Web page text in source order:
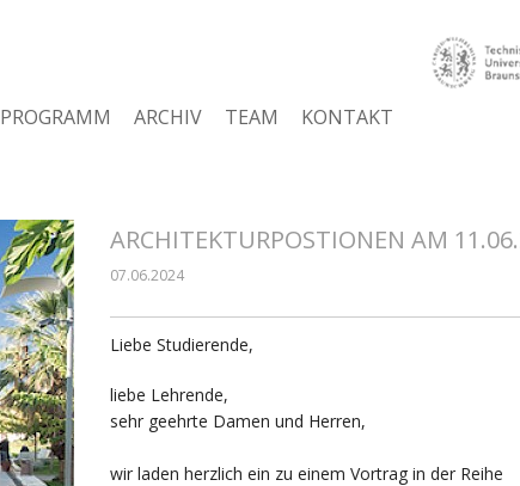
PROGRAMM ARCHIV TEAM KONTAKT
ARCHITEKTURPOSTIONEN AM
07.06.2024
Liebe Studierende,
liebe Lehrende,
sehr geehrte Damen und Herren,
wir laden herzlich ein zu einem Vortrag in der Reihe